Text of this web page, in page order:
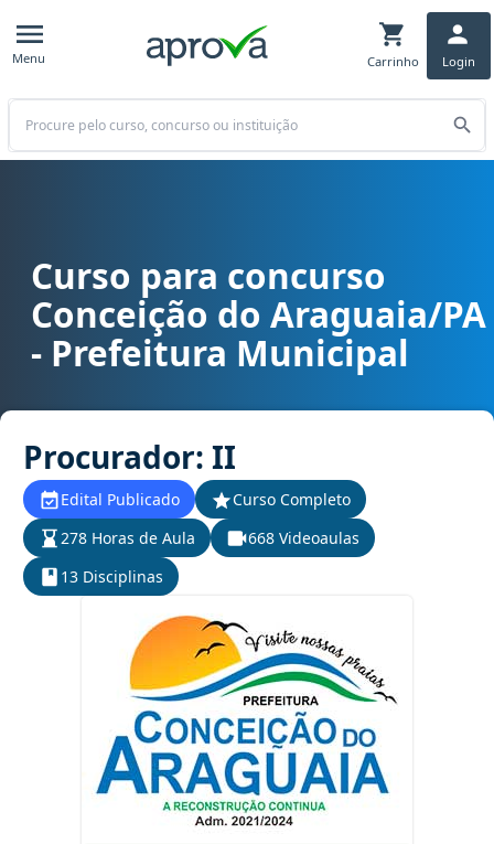
Menu Carrinho Login
Buscar
Curso para concurso Conceição do Araguaia/PA - Prefeitura
Curso para concurso
Conceição do Araguaia/PA
- Prefeitura Municipal
Procurador: II
Edital Publicado
Curso Completo
278 Horas de Aula
668 Videoaulas
13 Disciplinas